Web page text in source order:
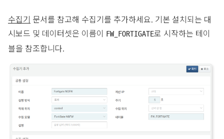
수집기 문서를 참고해 수집기를 추가하세요. 기본 설치되는 대
시보드 및 데이터셋은 이름이 FW_FORTIGATE로 시작하는 테이
블을 참조합니다.